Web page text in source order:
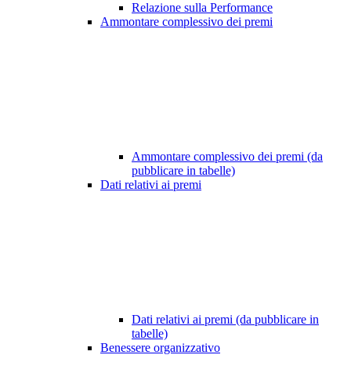
Relazione sulla Performance
Ammontare complessivo dei premi
Ammontare complessivo dei premi (da
pubblicare in tabelle)
Dati relativi ai premi
Dati relativi ai premi (da pubblicare in
tabelle)
Benessere organizzativo